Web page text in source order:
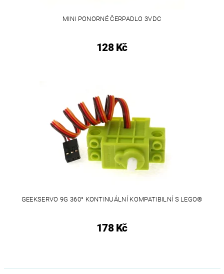
MINI PONORNÉ ČERPADLO 3VDC
128 Kč
GEEKSERVO 9G 360° KONTINUÁLNÍ KOMPATIBILNÍ S LEGO®
178 Kč